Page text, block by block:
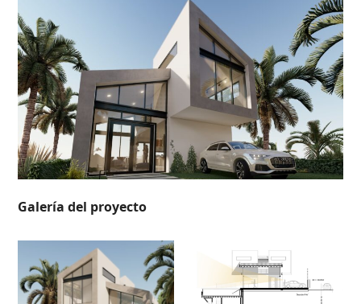
Galería del proyecto